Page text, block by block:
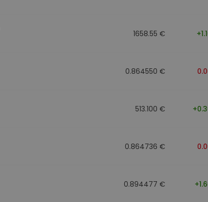
1658.55 €
0.864550 €
513.100 €
0.864736 €
0.894477 €